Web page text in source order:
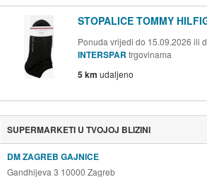
STOPALICE TOMMY
Ponuda vrijedi do 15.09.2026 ili
INTERSPAR trgovinama
5 km udaljeno
SUPERMARKETI U TVOJOJ BLIZINI
DM ZAGREB GAJNICE
Gandhijeva 3 10000 Zagreb